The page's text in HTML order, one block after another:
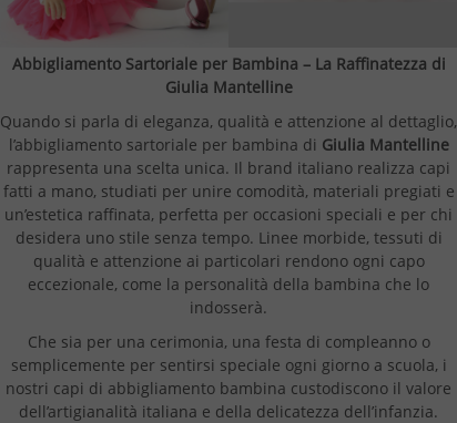
Abbigliamento Sartoriale per Bambina – La Raffinatezza di
Giulia Mantelline
Quando si parla di eleganza, qualità e attenzione al dettaglio,
l’abbigliamento sartoriale per bambina di Giulia Mantelline
rappresenta una scelta unica. Il brand italiano realizza capi
fatti a mano, studiati per unire comodità, materiali pregiati e
un’estetica raffinata, perfetta per occasioni speciali e per chi
desidera uno stile senza tempo. Linee morbide, tessuti di
qualità e attenzione ai particolari rendono ogni capo
eccezionale, come la personalità della bambina che lo
indosserà.
Che sia per una cerimonia, una festa di compleanno o
semplicemente per sentirsi speciale ogni giorno a scuola, i
nostri capi di abbigliamento bambina custodiscono il valore
dell’artigianalità italiana e della delicatezza dell’infanzia.